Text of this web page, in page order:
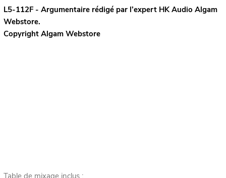
L5-112F - Argumentaire rédigé par l’expert HK Audio Algam
Webstore.
Copyright Algam Webstore
Table de mixage inclus :